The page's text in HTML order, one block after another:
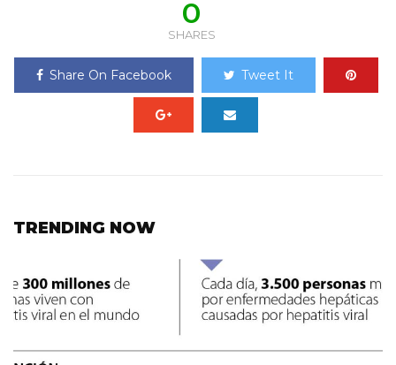
0
SHARES
Share On Facebook Tweet It
TRENDING NOW